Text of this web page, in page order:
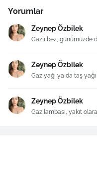
Yorumlar
Zeynep Özbilek
Gazlı bez, günümüzde
Zeynep Özbilek
Gaz yağı ya da taş
Zeynep Özbilek
Gaz lambası, yakıt